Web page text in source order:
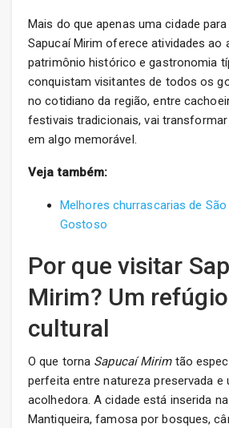
Mais do que apenas uma cidade
Sapucaí Mirim oferece atividades ao
patrimônio histórico e gastronomia
conquistam visitantes de todos os
no cotidiano da região, entre
festivais tradicionais, vai transformar
em algo memorável.
Veja também:
Melhores churrascarias de São
Gostoso
Por que visitar
Mirim? Um
cultural
O que torna Sapucaí Mirimtão
perfeita entre natureza preservada e
acolhedora. A cidade está inserida
Mantiqueira, famosa por bosques,